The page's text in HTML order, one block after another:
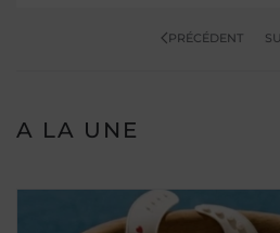
PRÉCÉDENT
A LA UNE